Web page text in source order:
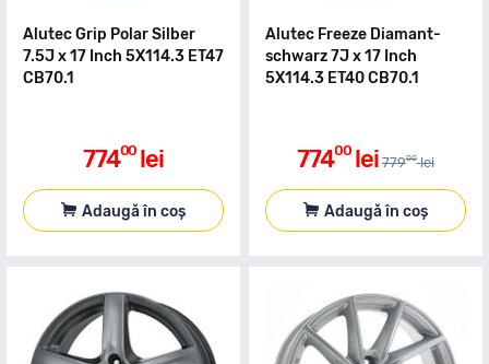
Alutec Grip Polar Silber
7.5J x 17 Inch 5X114.3 ET47
CB70.1
77400 lei
Adaugă în coș
Alutec Freeze Diamant-
schwarz 7J x 17 Inch
5X114.3 ET40 CB70.1
77400 lei 77900 lei
Adaugă în coș